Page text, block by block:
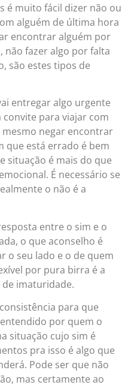
é muito fácil dizer não ou
alguém de última hora
encontrar alguém por
não fazer algo por falta
são estes tipos de
entregar algo urgente
para viajar com
negar encontrar
que está errado é bem
situação é mais do que
É necessário se
o não é a
entre o sim e o
o que aconselho é
o seu lado e o de quem
por pura birra é a
de imaturidade.
para que
por quem o
situação cujo sim é
pra isso é algo que
Pode ser que não
mas certamente ao